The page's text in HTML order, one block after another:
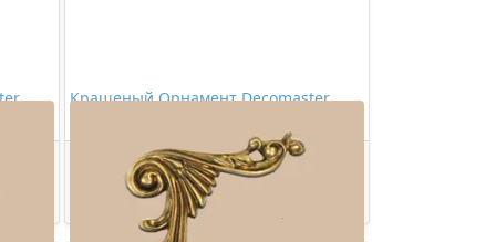
Крашеный Орнамент Decomaster
1716,00 ₽/шт
Купить